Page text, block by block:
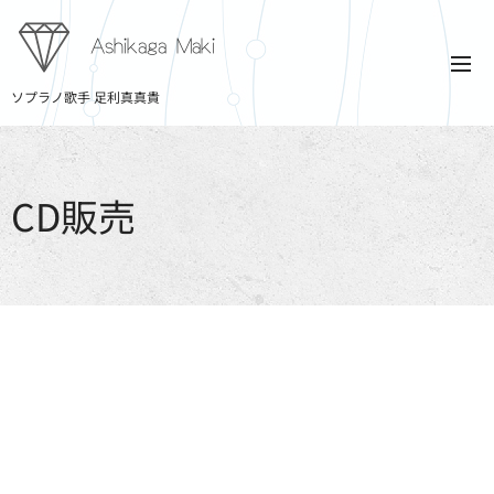
Ashikaga Maki
ソプラノ歌手 足利真真貴
CD販売